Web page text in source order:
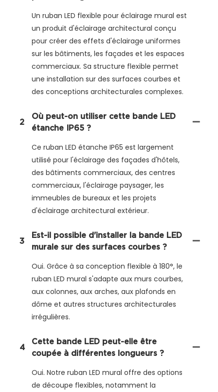
Un ruban LED flexible pour éclairage mural est
un produit d'éclairage architectural conçu
pour créer des effets d'éclairage uniformes
sur les bâtiments, les façades et les espaces
commerciaux. Sa structure flexible permet
une installation sur des surfaces courbes et
des conceptions architecturales complexes.
2
Où peut-on utiliser cette bande LED
étanche IP65 ?
Ce ruban LED étanche IP65 est largement
utilisé pour l'éclairage des façades d'hôtels,
des bâtiments commerciaux, des centres
commerciaux, l'éclairage paysager, les
immeubles de bureaux et les projets
d'éclairage architectural extérieur.
3
Est-il possible d'installer la bande LED
murale sur des surfaces courbes ?
Oui. Grâce à sa conception flexible à 180°, le
ruban LED mural s'adapte aux murs courbes,
aux colonnes, aux arches, aux plafonds en
dôme et autres structures architecturales
irrégulières.
4
Cette bande LED peut-elle être
coupée à différentes longueurs ?
Oui. Notre ruban LED mural offre des options
de découpe flexibles, notamment la